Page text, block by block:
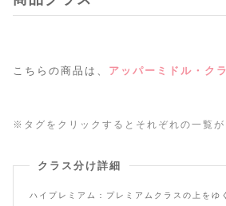
こちらの商品は、 アッパーミドル・ク
※タグをクリックするとそれぞれの一覧が
クラス分け詳細
ハイプレミアム：プレミアムクラスの上をゆ